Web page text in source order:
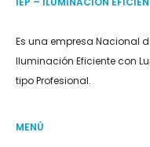
Es una empresa Nacional
Iluminación Eficiente con
tipo Profesional.
MENÚ